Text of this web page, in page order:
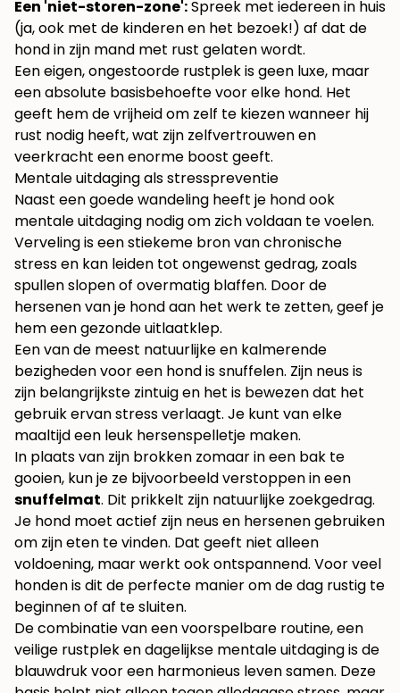
Een 'niet-storen-zone':Spreek met iedereen in huis
(ja, ook met de kinderen en het bezoek!) af dat de
hond in zijn mand met rust gelaten wordt.
Een eigen, ongestoorde rustplek is geen luxe, maar
een absolute basisbehoefte voor elke hond. Het
geeft hem de vrijheid om zelf te kiezen wanneer hij
rust nodig heeft, wat zijn zelfvertrouwen en
veerkracht een enorme boost geeft.
Mentale uitdaging als stresspreventie
Naast een goede wandeling heeft je hond ook
mentale uitdaging nodig om zich voldaan te voelen.
Verveling is een stiekeme bron van chronische
stress en kan leiden tot ongewenst gedrag, zoals
spullen slopen of overmatig blaffen. Door de
hersenen van je hond aan het werk te zetten, geef je
hem een gezonde uitlaatklep.
Een van de meest natuurlijke en kalmerende
bezigheden voor een hond is snuffelen. Zijn neus is
zijn belangrijkste zintuig en het is bewezen dat het
gebruik ervan stress verlaagt. Je kunt van elke
maaltijd een leuk hersenspelletje maken.
In plaats van zijn brokken zomaar in een bak te
gooien, kun je ze bijvoorbeeld verstoppen in een
snuffelmat. Dit prikkelt zijn natuurlijke zoekgedrag.
Je hond moet actief zijn neus en hersenen gebruiken
om zijn eten te vinden. Dat geeft niet alleen
voldoening, maar werkt ook ontspannend. Voor veel
honden is dit de perfecte manier om de dag rustig te
beginnen of af te sluiten.
De combinatie van een voorspelbare routine, een
veilige rustplek en dagelijkse mentale uitdaging is de
blauwdruk voor een harmonieus leven samen. Deze